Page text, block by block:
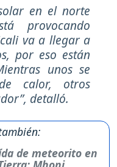
en el norte
provocando
va a llegar a
por eso están
unos se
calor, otros
detalló.
de meteorito en